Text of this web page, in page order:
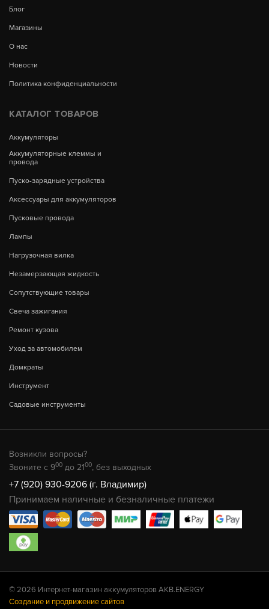
Блог
Магазины
О нас
Новости
Политика конфиденциальности
КАТАЛОГ ТОВАРОВ
Аккумуляторы
Аккумуляторные клеммы и
провода
Пуско-зарядные устройства
Аксессуары для аккумуляторов
Пусковые провода
Лампы
Нагрузочная вилка
Незамерзающая жидкость
Сопутствующие товары
Свеча зажигания
Ремонт кузова
Уход за автомобилем
Домкраты
Инструмент
Садовые инструменты
Возникли вопросы?
Звоните с 900 до 2100, без выходных
+7 (920) 930-9206 (г. Владимир)
Принимаем наличные и безналичные платежи
© 2026 Интернет-магазин аккумуляторов AKB.ENERGY
Создание и продвижение сайтов